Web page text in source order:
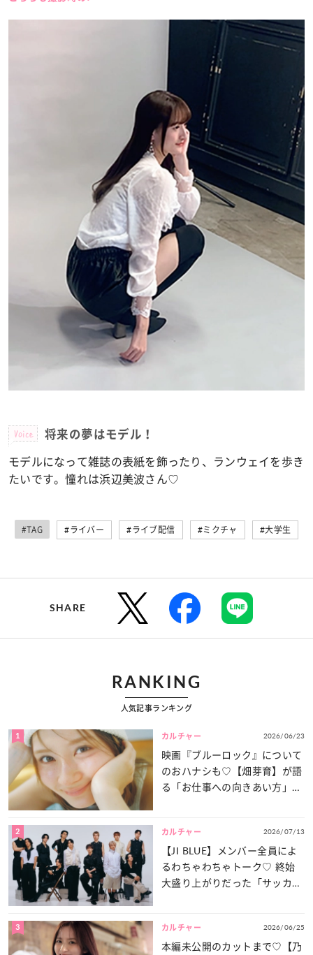
Voice 将来の夢はモデル！
モデルになって雑誌の表紙を飾ったり、ランウェイを歩き
たいです。憧れは浜辺美波さん♡
#TAG #ライバー #ライブ配信 #ミクチャ #大学生
SHARE
RANKING
人気記事ランキング
1 カルチャー 2026/06/23
映画『ブルーロック』について
のおハナシも♡【畑芽育】が語
る「お仕事への向きあい方」と
2 カルチャー 2026/07/13
【JI BLUE】メンバー全員によ
るわちゃわちゃトーク♡ 終始
大盛り上がりだった「サッカー
3 カルチャー 2026/06/25
本編未公開のカットまで♡【乃